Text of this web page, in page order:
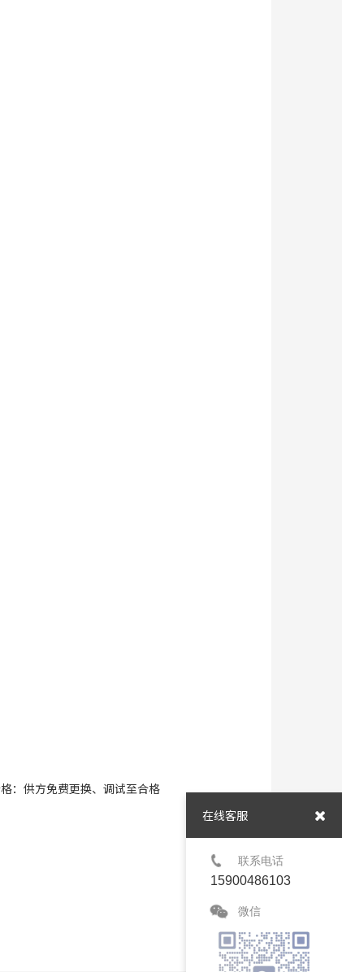
：供方免费更换、调试至合格
在线客服
联系电话
15900486103
微信